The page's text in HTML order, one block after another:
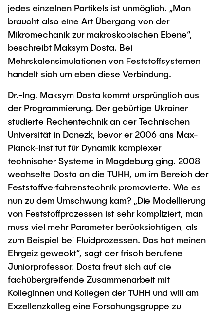
jedes einzelnen Partikels ist unmöglich. „Man
braucht also eine Art Übergang von der
Mikromechanik zur makroskopischen Ebene“,
beschreibt Maksym Dosta. Bei
Mehrskalensimulationen von Feststoffsystemen
handelt sich um eben diese Verbindung.
Dr.-Ing. Maksym Dosta kommt ursprünglich aus
der Programmierung. Der gebürtige Ukrainer
studierte Rechentechnik an der Technischen
Universität in Donezk, bevor er 2006 ans Max-
Planck-Institut für Dynamik komplexer
technischer Systeme in Magdeburg ging. 2008
wechselte Dosta an die TUHH, um im Bereich der
Feststoffverfahrenstechnik promovierte. Wie es
nun zu dem Umschwung kam? „Die Modellierung
von Feststoffprozessen ist sehr kompliziert, man
muss viel mehr Parameter berücksichtigen, als
zum Beispiel bei Fluidprozessen. Das hat meinen
Ehrgeiz geweckt“, sagt der frisch berufene
Juniorprofessor. Dosta freut sich auf die
fachübergreifende Zusammenarbeit mit
Kolleginnen und Kollegen der TUHH und will am
Exzellenzkolleg eine Forschungsgruppe zu